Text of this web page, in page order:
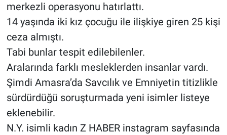
merkezli operasyonu hatırlattı.
14 yaşında iki kız çocuğu ile ilişkiye giren 25 kişi
ceza almıştı.
Tabi bunlar tespit edilebilenler.
Aralarında farklı mesleklerden insanlar vardı.
Şimdi Amasra’da Savcılık ve Emniyetin titizlikle
sürdürdüğü soruşturmada yeni isimler listeye
eklenebilir.
N.Y. isimli kadın Z HABER instagram sayfasında